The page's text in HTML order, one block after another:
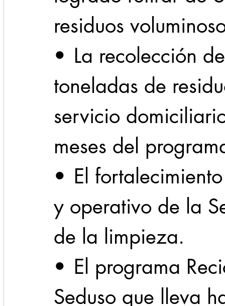
residuos
•	La recolección de más de 659 mil
toneladas de
servicio
meses del
•	El fortalecimiento del parque vehicular
y operativo de la
de la limpieza.
•	El programa Recicla y Resuelve de
Seduso que lleva